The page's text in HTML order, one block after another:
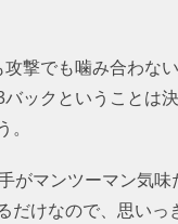
撃でも噛み合わな
ックということは
がマンツーマン気
だけなので、思いっ